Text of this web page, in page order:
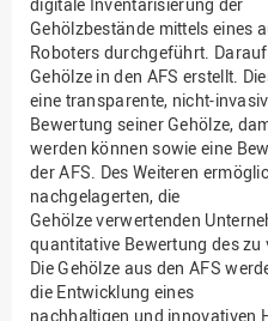
Gehölzbestände mittels eines
Roboters durchgeführt.
Gehölze in den AFS erstellt.
eine transparente, nicht-
Bewertung seiner Gehölze,
werden können sowie eine
der AFS. Des Weiteren
nachgelagerten, die
Gehölze verwertenden
quantitative Bewertung des
Die Gehölze aus den AFS
die Entwicklung eines
nachhaltigen und innovativen